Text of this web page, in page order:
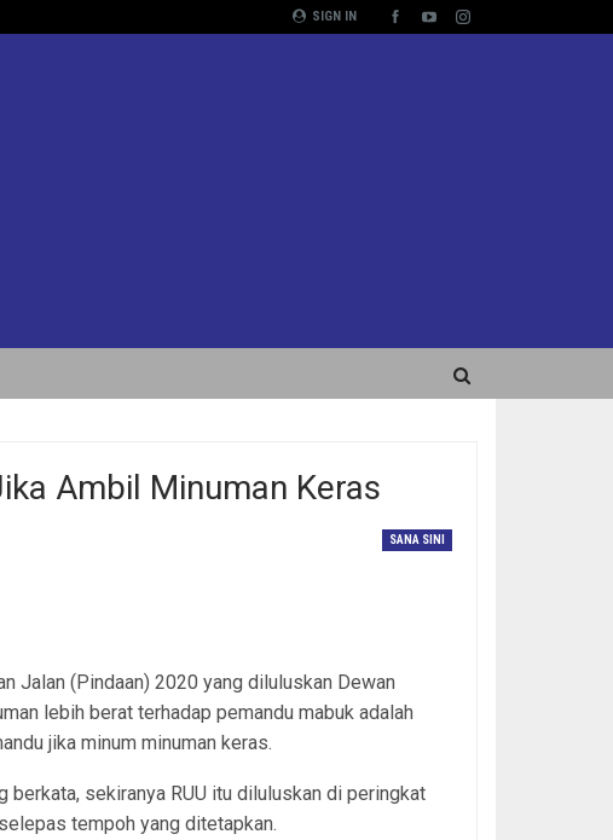
SIGN IN
Ambil Minuman Keras
SANA SINI
Jalan (Pindaan) 2020 yang diluluskan Dewan
lebih berat terhadap pemandu mabuk adalah
jika minum minuman keras.
berkata, sekiranya RUU itu diluluskan di peringkat
tempoh yang ditetapkan.